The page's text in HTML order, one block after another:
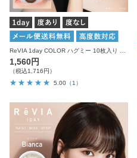
1,560円
（税込1,716円）
5.00 （1）